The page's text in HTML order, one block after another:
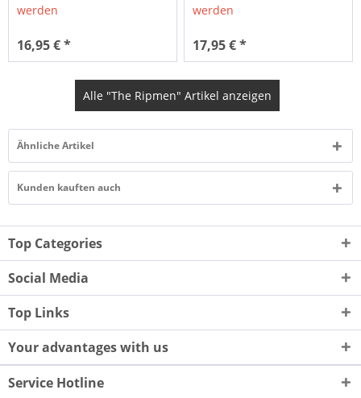
werden
16,95 € *
werden
17,95 € *
Alle "The Ripmen" Artikel anzeigen
Ähnliche Artikel
Kunden kauften auch
Top Categories
Social Media
Top Links
Your advantages with us
Service Hotline